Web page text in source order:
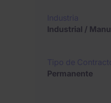
Industrial /
Permanente